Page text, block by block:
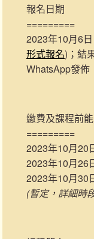
報名日期
=========
2023年10月6
形式報名)；結
WhatsApp發佈
繳費及課程前
=========
2023年10月20
2023年10月26
2023年10月30
(暫定，詳細時